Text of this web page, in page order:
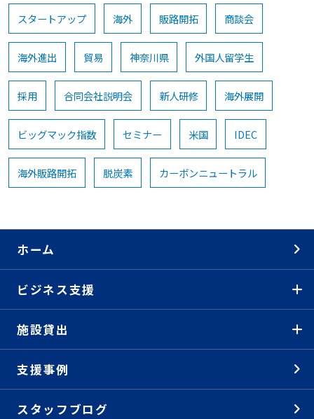
スタートアップ 海外 販路開拓 商談会
海外進出 貿易 神奈川県 外国人留学生
採用 合同会社説明会 新人研修 海外展開
ビッグマック指数 セミナー 米国 IDEC
海外販路開拓 脱炭素 カーボンニュートラル
ホーム
ビジネス支援
施設貸出
支援事例
スタッフブログ